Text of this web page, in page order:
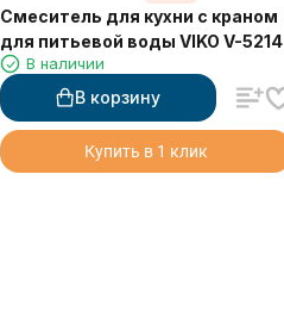
Смеситель для кухни с краном
для питьевой воды VIKO V-5214
В наличии
В корзину
Купить в 1 клик